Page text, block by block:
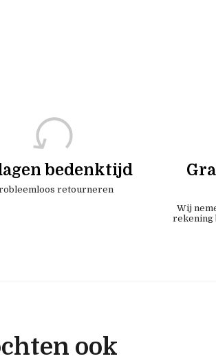
bedenktijd
retourneren
Wij
rekening
ook